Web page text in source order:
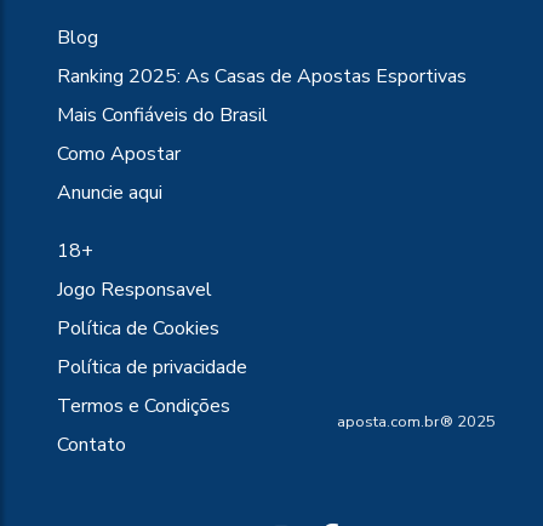
Blog
Ranking 2025: As Casas de Apostas Esportivas
Mais Confiáveis do Brasil
Como Apostar
Anuncie aqui
18+
Jogo Responsavel
Política de Cookies
Política de privacidade
Termos e Condições
Contato
aposta.com.br® 2025